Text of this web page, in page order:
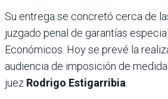
Su entrega se concretó cerca de
juzgado penal de garantías
Económicos. Hoy se prevé la
audiencia de imposición de
juez Rodrigo Estigarribia